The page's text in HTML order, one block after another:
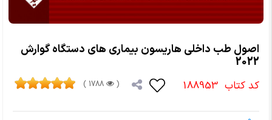
اصول طب داخلی هاریسون بیماری های دستگاه گوارش
2022
کد کتاب 188953
(
1788 )